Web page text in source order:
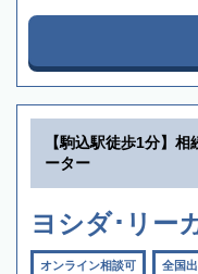
【駒込駅徒歩1分】
ーター
ヨシダ･リー
オンライン相談可 全国